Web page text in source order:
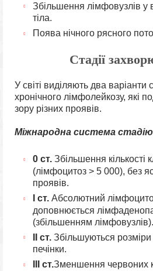
Збільшення лімфовузлів у
тіла.
Поява нічного рясного
Стадії
У світі виділяють два варіанти
хронічного лімфолейкозу, які
зору різних проявів.
Міжнародна система
0 ст. Збільшення кількості
(лімфоцитоз > 5 000), без
проявів.
I ст. Абсолютний
доповнюється
(збільшенням лімфовузлів).
ІІ ст. Збільшуються розміри
печінки.
ІІІ ст.Зменшення червоних